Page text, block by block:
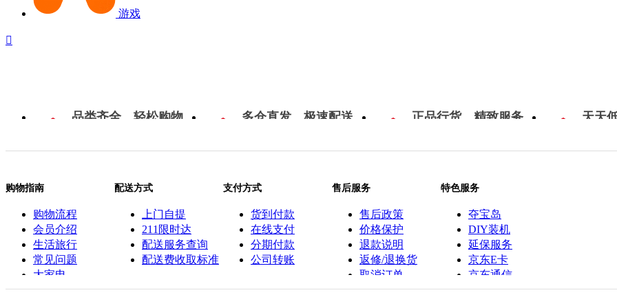
游戏

品类齐全，轻松购物 多仓直发，极速配送 正品行货，精致服务 天天
购物指南
购物流程
会员介绍
生活旅行
常见问题
大家电
联系客服
配送方式
上门自提
211限时达
配送服务查询
配送费收取标准
支付方式
货到付款
在线支付
分期付款
公司转账
售后服务
售后政策
价格保护
退款说明
返修/退换货
取消订单
特色服务
夺宝岛
DIY装机
延保服务
京东E卡
京东通信
京鱼座智能